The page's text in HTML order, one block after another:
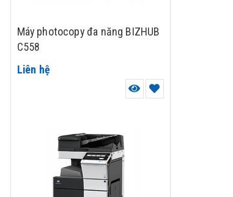
Máy photocopy đa năng BIZHUB
C558
Liên hệ